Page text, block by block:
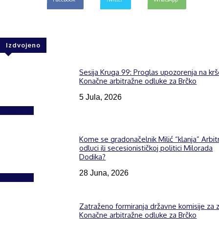
Izdvojeno
Sesija Kruga 99: Proglas upozorenja na
Konačne arbitražne odluke za Brčko
5 Jula, 2026
Kome se gradonačelnik Milić “klanja”
odluci ili secesionističkoj politici Milorada
Dodika?
28 Juna, 2026
Zatraženo formiranja državne komisije za
Konačne arbitražne odluke za Brčko